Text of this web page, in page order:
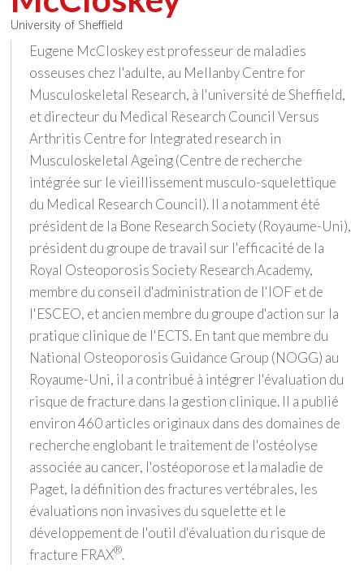
University of Sheffield
Eugene McCloskey est professeur de maladies
osseuses chez l'adulte, au Mellanby Centre for
Musculoskeletal Research, à l'université de Sheffield,
et directeur du Medical Research Council Versus
Arthritis Centre for Integrated research in
Musculoskeletal Ageing (Centre de recherche
intégrée sur le vieillissement musculo-squelettique
du Medical Research Council). Il a notamment été
président de la Bone Research Society (Royaume-Uni),
président du groupe de travail sur l'efficacité de la
Royal Osteoporosis Society Research Academy,
membre du conseil d'administration de l'IOF et de
l'ESCEO, et ancien membre du groupe d'action sur la
pratique clinique de l'ECTS. En tant que membre du
National Osteoporosis Guidance Group (NOGG) au
Royaume-Uni, il a contribué à intégrer l'évaluation du
risque de fracture dans la gestion clinique. Il a publié
environ 460 articles originaux dans des domaines de
recherche englobant le traitement de l'ostéolyse
associée au cancer, l'ostéoporose et la maladie de
Paget, la définition des fractures vertébrales, les
évaluations non invasives du squelette et le
développement de l'outil d'évaluation du risque de
fracture FRAX®.